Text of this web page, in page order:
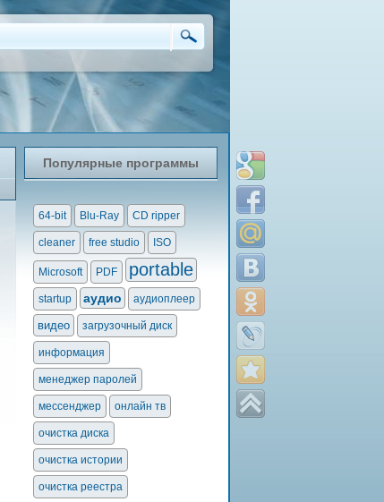
Популярные программы
64-bit Blu-Ray CD ripper
cleaner free studio ISO
Microsoft PDF portable
startup аудио аудиоплеер
видео загрузочный диск
информация
менеджер паролей
мессенджер онлайн тв
очистка диска
очистка истории
очистка реестра